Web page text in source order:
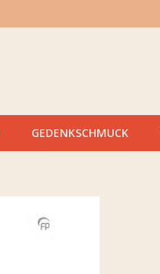
GEDENKSCHMUCK